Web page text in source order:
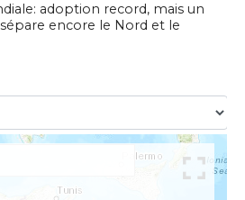
adoption record, mais un
encore le Nord et le